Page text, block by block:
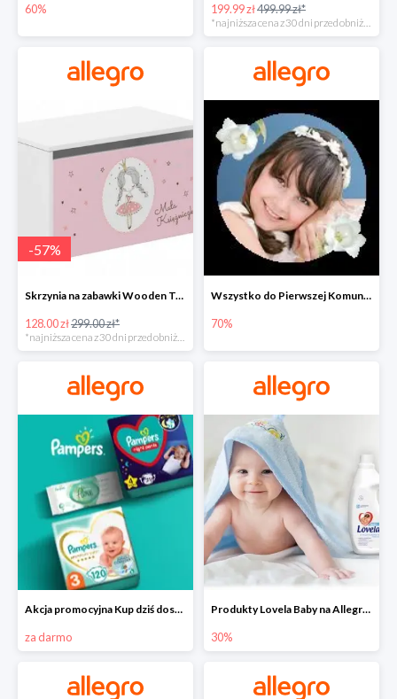
60% 199.99 zł499.99 zł*
*najniższa cena z 30 dni przed obniżką
-57%
Skrzynia na zabawki Wooden Toys -57%
128.00 zł299.00 zł*
Wszystko do Pierwszej Komunii na Allegro do -70%
70%
Akcja promocyjna Kup dziś dostawa jutro
za darmo
Produkty Lovela Baby na Allegro do -30%
30%